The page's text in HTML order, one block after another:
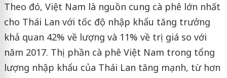
Theo đó, Việt Nam là nguồn cung cà phê lớn nhất
cho Thái Lan với tốc độ nhập khẩu tăng trưởng
khả quan 42% về lượng và 11% về trị giá so với
năm 2017. Thị phần cà phê Việt Nam trong tổng
lượng nhập khẩu của Thái Lan tăng mạnh, từ hơn